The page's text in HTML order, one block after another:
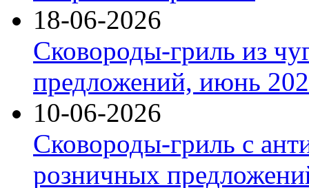
18-06-2026
Сковороды-гриль из
предложений, июнь
10-06-2026
Сковороды-гриль с
розничных